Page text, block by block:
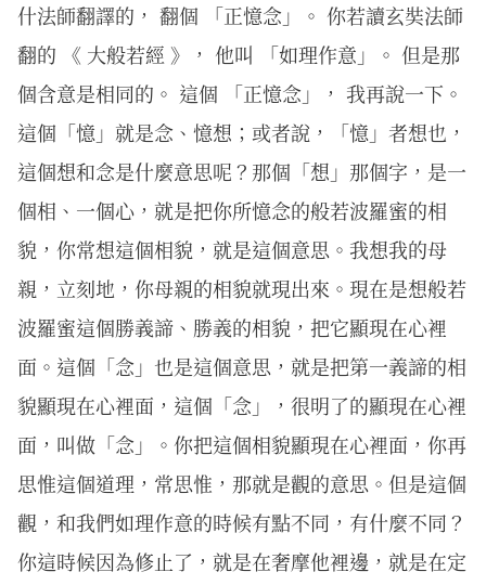
什法師翻譯的， 翻個 「正憶念」。 你若讀玄奘法師
翻的 《 大般若經 》， 他叫 「如理作意」。 但是那
個含意是相同的。 這個 「正憶念」， 我再說一下。
這個「憶」就是念、憶想；或者說，「憶」者想也，
這個想和念是什麼意思呢？那個「想」那個字，是一
個相、一個心，就是把你所憶念的般若波羅蜜的相
貌，你常想這個相貌，就是這個意思。我想我的母
親，立刻地，你母親的相貌就現出來。現在是想般若
波羅蜜這個勝義諦、勝義的相貌，把它顯現在心裡
面。這個「念」也是這個意思，就是把第一義諦的相
貌顯現在心裡面，這個「念」，很明了的顯現在心裡
面，叫做「念」。你把這個相貌顯現在心裡面，你再
思惟這個道理，常思惟，那就是觀的意思。但是這個
觀，和我們如理作意的時候有點不同，有什麼不同？
你這時候因為修止了，就是在奢摩他裡邊，就是在定